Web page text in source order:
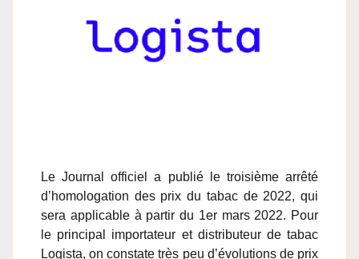
Le Journal officiel a publié le troisième arrêté
d’homologation des prix du tabac de 2022, qui
sera applicable à partir du 1er mars 2022. Pour
le principal importateur et distributeur de tabac
Logista, on constate très peu d’évolutions de prix